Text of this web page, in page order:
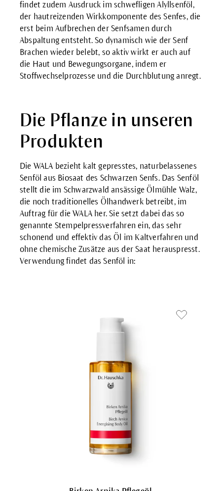
findet zudem Ausdruck im schwefligen Alyllsenföl,
der hautreizenden Wirkkomponente des Senfes, die
erst beim Aufbrechen der Senfsamen durch
Abspaltung entsteht. So dynamisch wie der Senf
Brachen wieder belebt, so aktiv wirkt er auch auf
die Haut und Bewegungsorgane, indem er
Stoffwechselprozesse und die Durchblutung anregt.
Die Pflanze in unseren
Produkten
Die WALA bezieht kalt gepresstes, naturbelassenes
Senföl aus Biosaat des Schwarzen Senfs. Das Senföl
stellt die im Schwarzwald ansässige Ölmühle Walz,
die noch traditionelles Ölhandwerk betreibt, im
Auftrag für die WALA her. Sie setzt dabei das so
genannte Stempelpressverfahren ein, das sehr
schonend und effektiv das Öl im Kaltverfahren und
ohne chemische Zusätze aus der Saat herauspresst.
Verwendung findet das Senföl in: